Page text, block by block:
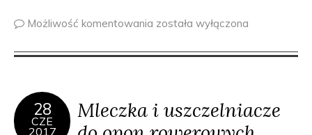
Możliwość komentowania została wyłączona
28
CZE
2017
Mleczka i uszczelniacze